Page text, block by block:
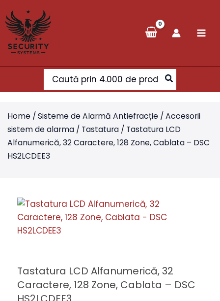
to
content
Search
for:
Home / Sisteme de Alarmă Antiefracție / Accesorii
sistem de alarma / Tastatura / Tastatura LCD
Alfanumerică, 32 Caractere, 128 Zone, Cablata – DSC
HS2LCDEE3
Tastatura LCD Alfanumerică, 32
Caractere, 128 Zone, Cablata – DSC